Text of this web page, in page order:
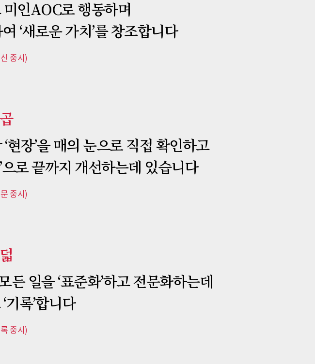
인AOC로 행동하며
‘새로운 가치’를 창조합니다
중시)
장’을 매의 눈으로 직접 확인하고
로 끝까지 개선하는데 있습니다
중시)
일을 ‘표준화’하고 전문화하는데
기록’합니다
중시)